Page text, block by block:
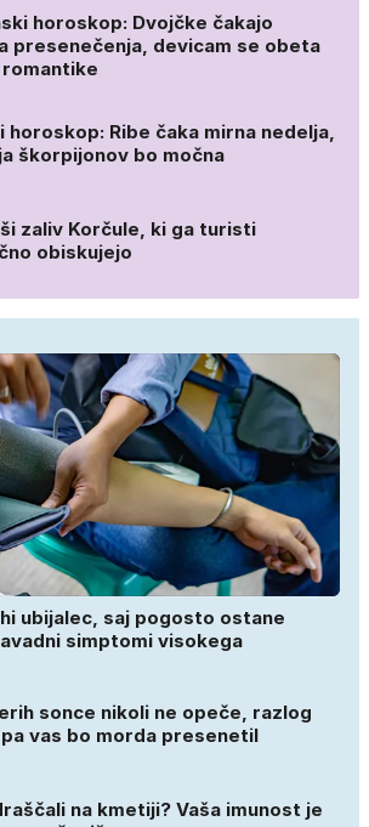
horoskop: Dvojčke čakajo
presenečenja, devicam se obeta
horoskop: Ribe čaka mirna nedelja,
škorpijonov bo močna
zaliv Korčule, ki ga turisti
obiskujejo
ubijalec, saj pogosto ostane
simptomi visokega
sonce nikoli ne opeče, razlog
vas bo morda presenetil
na kmetiji? Vaša imunost je